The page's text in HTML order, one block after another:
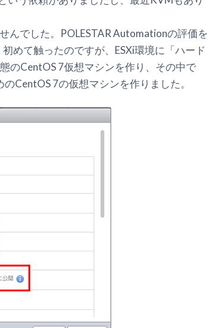
んでした。POLESTAR Automationの評価を
めて触ったのですが、ESXi環境に「ハード
のCentOS 7仮想マシンを作り、その中で
CentOS 7の仮想マシンを作りました。